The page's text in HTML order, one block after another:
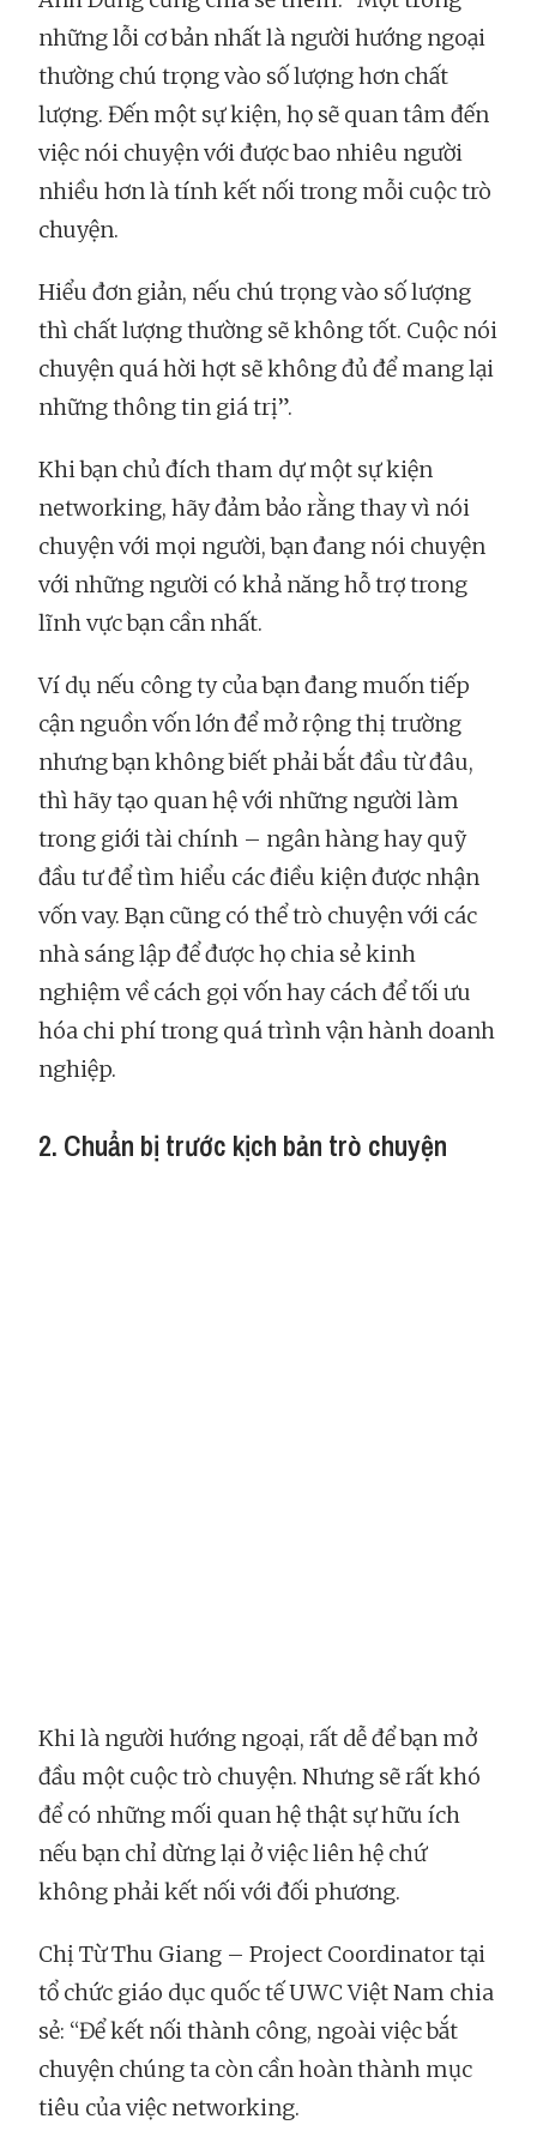
những lỗi cơ bản nhất là người hướng ngoại
thường chú trọng vào số lượng hơn chất
lượng. Đến một sự kiện, họ sẽ quan tâm đến
việc nói chuyện với được bao nhiêu người
nhiều hơn là tính kết nối trong mỗi cuộc trò
chuyện.
Hiểu đơn giản, nếu chú trọng vào số lượng
thì chất lượng thường sẽ không tốt. Cuộc nói
chuyện quá hời hợt sẽ không đủ để mang lại
những thông tin giá trị”.
Khi bạn chủ đích tham dự một sự kiện
networking, hãy đảm bảo rằng thay vì nói
chuyện với mọi người, bạn đang nói chuyện
với những người có khả năng hỗ trợ trong
lĩnh vực bạn cần nhất.
Ví dụ nếu công ty của bạn đang muốn tiếp
cận nguồn vốn lớn để mở rộng thị trường
nhưng bạn không biết phải bắt đầu từ đâu,
thì hãy tạo quan hệ với những người làm
trong giới tài chính – ngân hàng hay quỹ
đầu tư để tìm hiểu các điều kiện được nhận
vốn vay. Bạn cũng có thể trò chuyện với các
nhà sáng lập để được họ chia sẻ kinh
nghiệm về cách gọi vốn hay cách để tối ưu
hóa chi phí trong quá trình vận hành doanh
nghiệp.
2. Chuẩn bị trước kịch bản trò chuyện
Khi là người hướng ngoại, rất dễ để bạn mở
đầu một cuộc trò chuyện. Nhưng sẽ rất khó
để có những mối quan hệ thật sự hữu ích
nếu bạn chỉ dừng lại ở việc liên hệ chứ
không phải kết nối với đối phương.
Chị Từ Thu Giang – Project Coordinator tại
tổ chức giáo dục quốc tế UWC Việt Nam chia
sẻ: “Để kết nối thành công, ngoài việc bắt
chuyện chúng ta còn cần hoàn thành mục
tiêu của việc networking.